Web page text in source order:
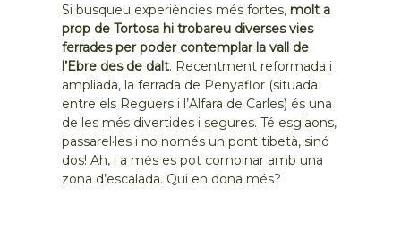
Si busqueu experiències més fortes, molt a
prop de Tortosa hi trobareu diverses vies
ferrades per poder contemplar la vall de
l’Ebre des de dalt. Recentment reformada i
ampliada, la ferrada de Penyaflor (situada
entre els Reguers i l’Alfara de Carles) és una
de les més divertides i segures. Té esglaons,
passarel·les i no només un pont tibetà, sinó
dos! Ah, i a més es pot combinar amb una
zona d’escalada. Qui en dona més?